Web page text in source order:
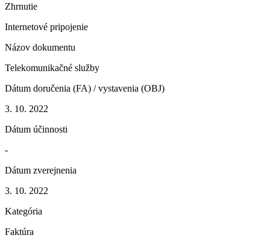
Zhrnutie
Internetové pripojenie
Názov dokumentu
Telekomunikačné služby
Dátum doručenia (FA) / vystavenia (OBJ)
3. 10. 2022
Dátum účinnosti
-
Dátum zverejnenia
3. 10. 2022
Kategória
Faktúra